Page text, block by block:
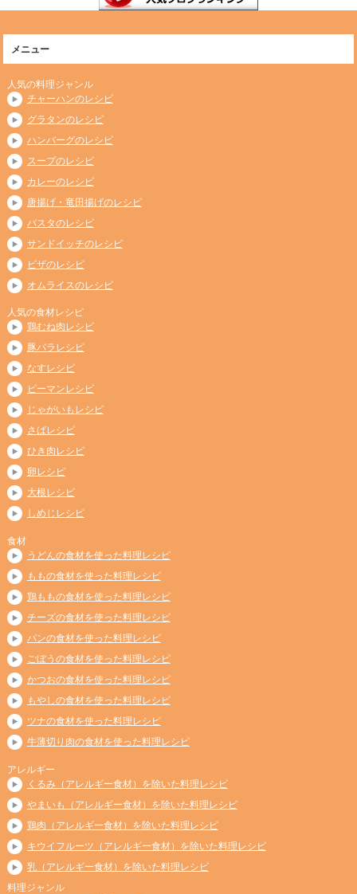
メニュー
人気の料理ジャンル
チャーハンのレシピ
グラタンのレシピ
ハンバーグのレシピ
スープのレシピ
カレーのレシピ
唐揚げ・竜田揚げのレシピ
パスタのレシピ
サンドイッチのレシピ
ピザのレシピ
オムライスのレシピ
人気の食材レシピ
鶏むね肉レシピ
豚バラレシピ
なすレシピ
ピーマンレシピ
じゃがいもレシピ
さばレシピ
ひき肉レシピ
卵レシピ
大根レシピ
しめじレシピ
食材
うどんの食材を使った料理レシピ
ももの食材を使った料理レシピ
鶏ももの食材を使った料理レシピ
チーズの食材を使った料理レシピ
パンの食材を使った料理レシピ
ごぼうの食材を使った料理レシピ
かつおの食材を使った料理レシピ
もやしの食材を使った料理レシピ
ツナの食材を使った料理レシピ
牛薄切り肉の食材を使った料理レシピ
アレルギー
くるみ（アレルギー食材）を除いた料理レシピ
やまいも（アレルギー食材）を除いた料理レシピ
鶏肉（アレルギー食材）を除いた料理レシピ
キウイフルーツ（アレルギー食材）を除いた料理レシピ
乳（アレルギー食材）を除いた料理レシピ
料理ジャンル